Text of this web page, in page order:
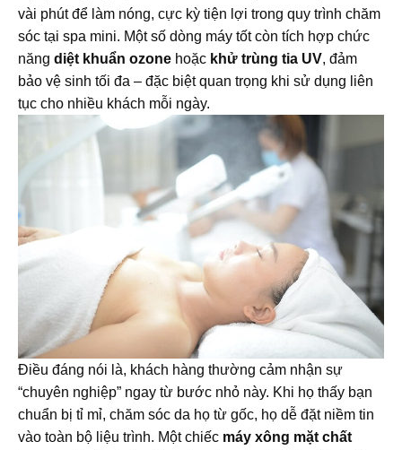
vài phút để làm nóng, cực kỳ tiện lợi trong quy trình chăm
sóc tại spa mini. Một số dòng máy tốt còn tích hợp chức
năng diệt khuẩn ozone hoặc khử trùng tia UV, đảm
bảo vệ sinh tối đa – đặc biệt quan trọng khi sử dụng liên
tục cho nhiều khách mỗi ngày.
Điều đáng nói là, khách hàng thường cảm nhận sự
“chuyên nghiệp” ngay từ bước nhỏ này. Khi họ thấy bạn
chuẩn bị tỉ mỉ, chăm sóc da họ từ gốc, họ dễ đặt niềm tin
vào toàn bộ liệu trình. Một chiếc máy xông mặt chất